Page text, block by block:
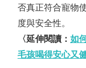
否真正符合寵物
度與安全性。
〈延伸閱讀： 如
毛孩喝得安心又